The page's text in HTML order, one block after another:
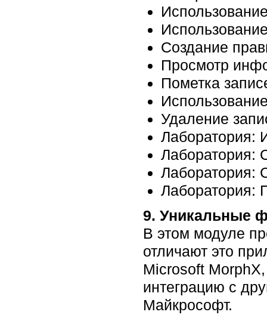
Создание
Просмотр
Пометка
Удаление
Лаборатория:
Лаборатория:
Лаборатория:
Лаборатория:
9. Уникальные
В этом модуле
отличают это
Microsoft
интеграцию с
Майкрософт.